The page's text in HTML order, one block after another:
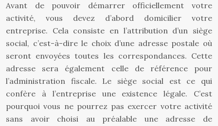
Avant de pouvoir démarrer officiellement votre
activité, vous devez d’abord domicilier votre
entreprise. Cela consiste en l’attribution d’un siège
social, c’est-à-dire le choix d’une adresse postale où
seront envoyées toutes les correspondances. Cette
adresse sera également celle de référence pour
l’administration fiscale. Le siège social est ce qui
confère à l’entreprise une existence légale. C’est
pourquoi vous ne pourrez pas exercer votre activité
sans avoir choisi au préalable une adresse de